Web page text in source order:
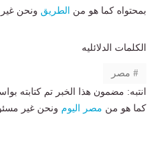
بمحتواه كما هو من
الطريق ونحن
الكلمات الدلائليه
مصر
انتبه: مضمون هذا الخبر تم كتابته
كما هو من مصر اليوم ونحن غير